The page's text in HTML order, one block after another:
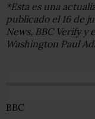
*Esta es una
publicado el 16 de
News, BBC Verify y
Washington Paul
BBC